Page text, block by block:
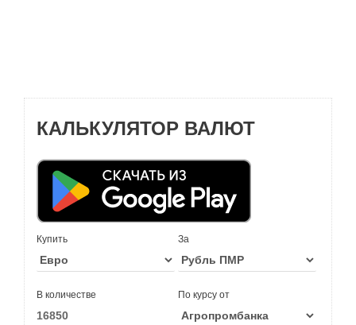
КАЛЬКУЛЯТОР ВАЛЮТ
Купить За
В количестве По курсу от